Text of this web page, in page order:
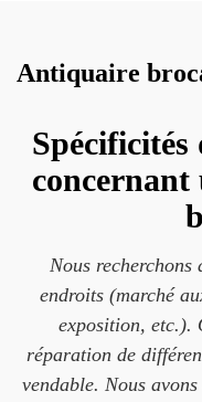
Antiquaire
Spécificités
Nous recherchons
endroits (marché
exposition, etc.).
réparation de
vendable. Nous